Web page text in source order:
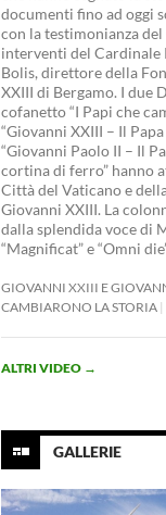
documenti fino ad oggi
con la testimonianza
interventi del Cardinale
Bolis, direttore della
XXIII di Bergamo. I due
cofanetto “I Papi che
“Giovanni XXIII – Il
“Giovanni Paolo II – Il
cortina di ferro” hanno
Città del Vaticano e
Giovanni XXIII. La
dalla splendida voce di
“Magnificat” e “Omni
GIOVANNI XXIII E
CAMBIARONO LA STORIA
ALTRI VIDEO →
GALLERIE